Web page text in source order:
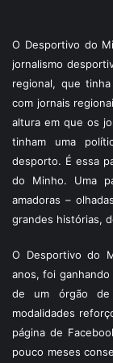
O Desportivo do
jornalismo
regional, que
com jornais
altura em que os
tinham uma
desporto. É essa
do Minho. Uma
amadoras –
grandes histórias,
O Desportivo do
anos, foi
de um órgão de
modalidades
página de
pouco meses